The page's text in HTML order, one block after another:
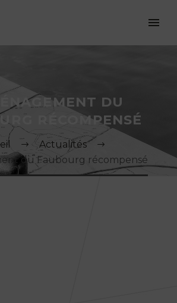
DU
RÉCOMPENSÉ
Actualités
du Faubourg récompensé